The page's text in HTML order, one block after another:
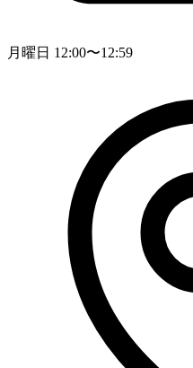
月曜日 12:00〜12:59